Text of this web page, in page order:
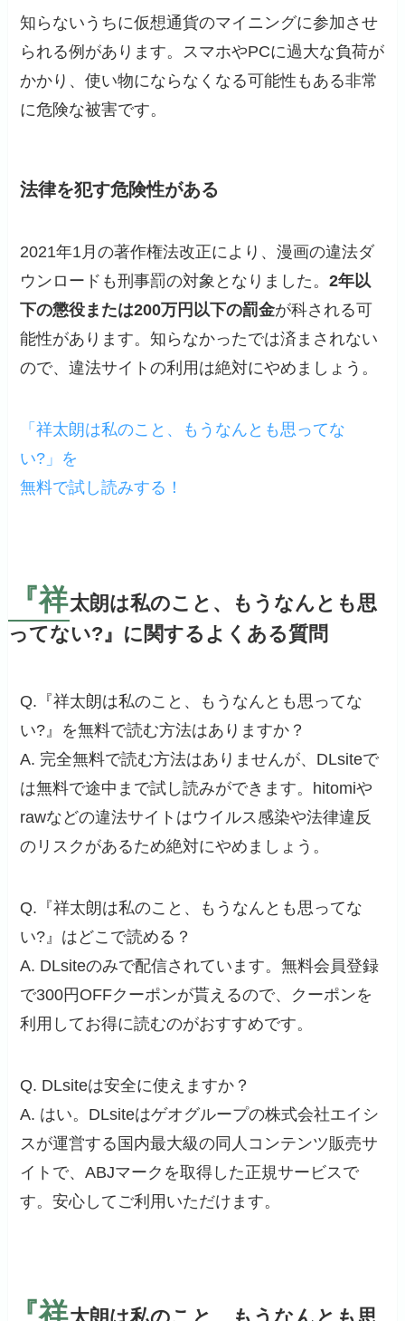
知らないうちに仮想通貨のマイニングに参加させ
られる例があります。スマホやPCに過大な負荷が
かかり、使い物にならなくなる可能性もある非常
に危険な被害です。
法律を犯す危険性がある
2021年1月の著作権法改正により、漫画の違法ダ
ウンロードも刑事罰の対象となりました。2年以
下の懲役または200万円以下の罰金が科される可
能性があります。知らなかったでは済まされない
ので、違法サイトの利用は絶対にやめましょう。
「祥太朗は私のこと、もうなんとも思ってな
い?」を
無料で試し読みする！
『祥太朗は私のこと、もうなんとも思
ってない?』に関するよくある質問
Q.『祥太朗は私のこと、もうなんとも思ってな
い?』を無料で読む方法はありますか？
A. 完全無料で読む方法はありませんが、DLsiteで
は無料で途中まで試し読みができます。hitomiや
rawなどの違法サイトはウイルス感染や法律違反
のリスクがあるため絶対にやめましょう。
Q.『祥太朗は私のこと、もうなんとも思ってな
い?』はどこで読める？
A. DLsiteのみで配信されています。無料会員登録
で300円OFFクーポンが貰えるので、クーポンを
利用してお得に読むのがおすすめです。
Q. DLsiteは安全に使えますか？
A. はい。DLsiteはゲオグループの株式会社エイシ
スが運営する国内最大級の同人コンテンツ販売サ
イトで、ABJマークを取得した正規サービスで
す。安心してご利用いただけます。
『祥